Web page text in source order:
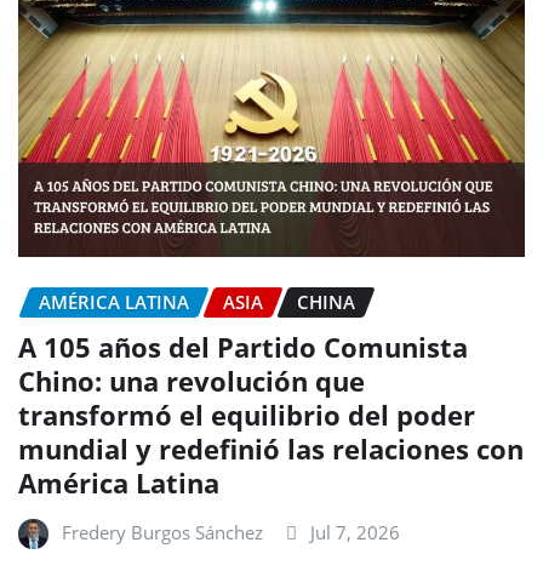
AMÉRICA LATINA ASIA CHINA
A 105 años del Partido Comunista
Chino: una revolución que
transformó el equilibrio del poder
mundial y redefinió las relaciones con
América Latina
Fredery Burgos Sánchez Jul 7, 2026